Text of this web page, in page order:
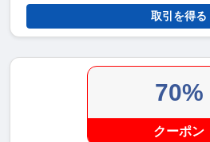
取引を得る
70%
クーポン